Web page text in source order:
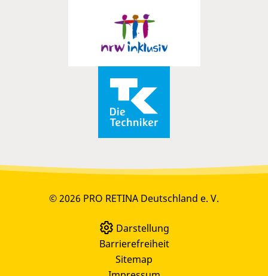
© 2026 PRO RETINA Deutschland e. V.
Darstellung
Barrierefreiheit
Sitemap